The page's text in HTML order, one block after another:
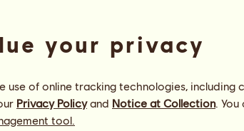
Úspechy
Schopnosti/ Genetika
Predmety
sú žiadne predaje na zobrazenie
your privacy
of online tracking technologies, including
Privacy Policyand Notice at Collection.
tool.